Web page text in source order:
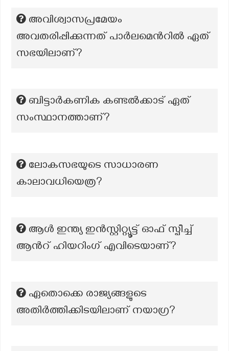
അവിശ്വാസപ്രമേയം
അവതരിപ്പിക്കുന്നത് പാർലമെൻറിൽ ഏത്
സഭയിലാണ്?
ബിട്ടാർകണിക കണ്ടൽക്കാട് ഏത്
സംസ്ഥാനത്താണ്?
ലോകസഭയുടെ സാധാരണ
കാലാവധിയെത്ര?
ആൾ ഇന്ത്യ ഇൻസ്റ്റിറ്റ്യൂട്ട് ഓഫ് സ്പീച്ച്
ആൻറ് ഹിയറിംഗ് എവിടെയാണ്?
ഏതൊക്കെ രാജ്യങ്ങളുടെ
അതിർത്തിക്കിടയിലാണ് നയാഗ്ര?